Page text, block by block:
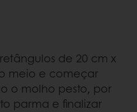
de 20 cm x
meio e começar
o molho pesto, por
parma e finalizar